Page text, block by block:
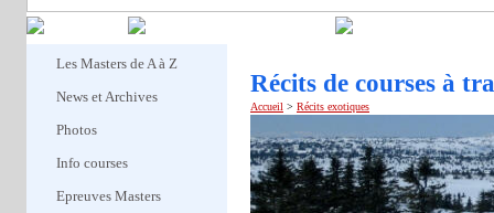
Les Masters de A à Z
News et Archives
Photos
Info courses
Epreuves Masters
Récits de courses à
Accueil > Récits exotiques